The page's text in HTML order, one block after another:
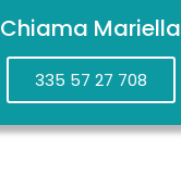
Chiama Mariella
335 57 27 708